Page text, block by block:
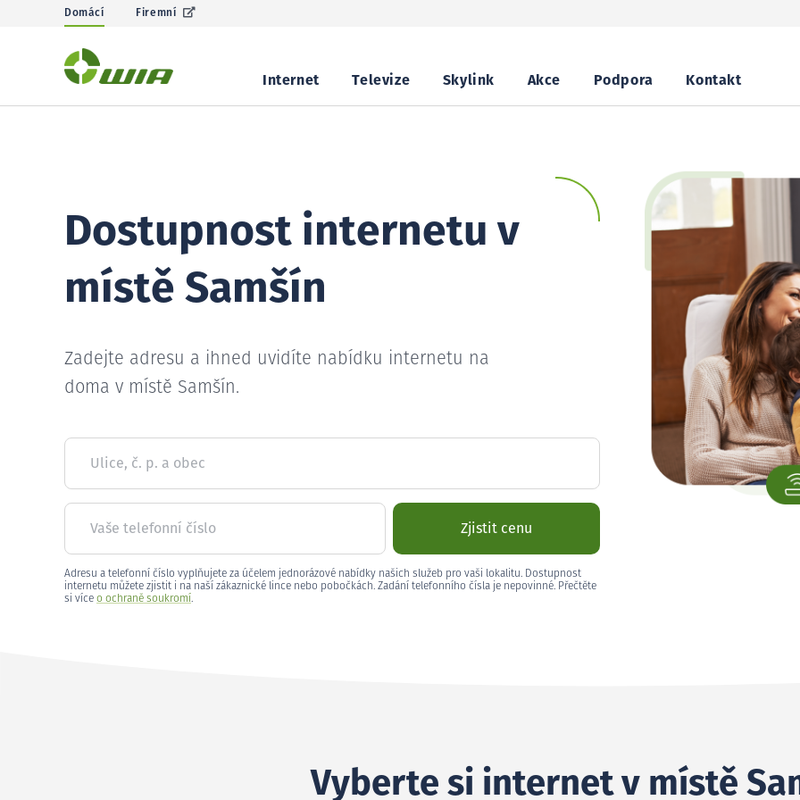
Domácí Firemní
Internet Televize Skylink Akce Podpora Kontakt
Dostupnost internetu v
místě Samšín
Zadejte adresu a ihned uvidíte nabídku internetu na
doma v místě Samšín.
Ulice, č. p. a obec
Vaše telefonní číslo Zjistit cenu
Adresu a telefonní číslo vyplňujete za účelem jednorázové nabídky našich služeb pro vaši lokalitu. Dostupnost
internetu můžete zjistit i na naší zákaznické lince nebo pobočkách. Zadání telefonního čísla je nepovinné. Přečtěte
si více o ochraně soukromí.
Vyberte si internet v místě